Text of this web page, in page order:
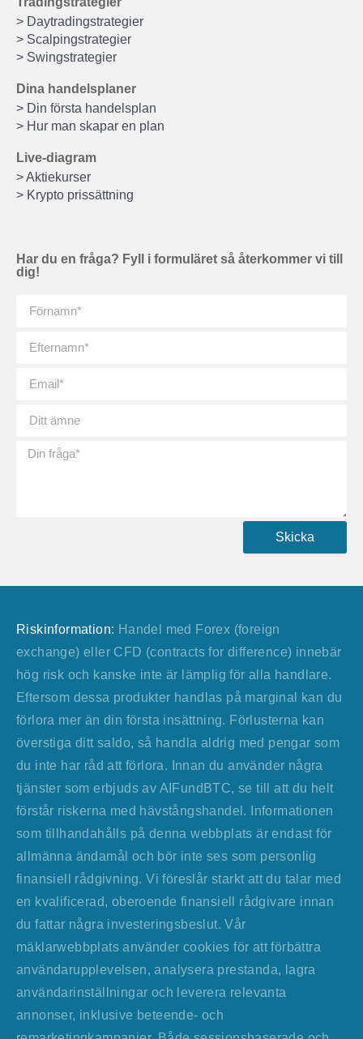
> Daytradingstrategier
> Scalpingstrategier
> Swingstrategier
Dina handelsplaner
> Din första handelsplan
> Hur man skapar en plan
Live-diagram
> Aktiekurser
> Krypto prissättning
Har du en fråga? Fyll i formuläret så återkommer vi till
dig!
Skicka
Riskinformation: Handel med Forex (foreign
exchange) eller CFD (contracts for difference) innebär
hög risk och kanske inte är lämplig för alla handlare.
Eftersom dessa produkter handlas på marginal kan du
förlora mer än din första insättning. Förlusterna kan
överstiga ditt saldo, så handla aldrig med pengar som
du inte har råd att förlora. Innan du använder några
tjänster som erbjuds av AIFundBTC, se till att du helt
förstår riskerna med hävstångshandel. Informationen
som tillhandahålls på denna webbplats är endast för
allmänna ändamål och bör inte ses som personlig
finansiell rådgivning. Vi föreslår starkt att du talar med
en kvalificerad, oberoende finansiell rådgivare innan
du fattar några investeringsbeslut. Vår
mäklarwebbplats använder cookies för att förbättra
användarupplevelsen, analysera prestanda, lagra
användarinställningar och leverera relevanta
annonser, inklusive beteende- och